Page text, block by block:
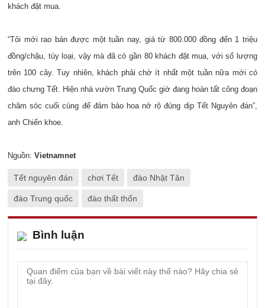
khách đặt mua.
“Tôi mới rao bán được một tuần nay, giá từ 800.000 đồng đến 1 triệu
đồng/chậu, tùy loại, vậy mà đã có gần 80 khách đặt mua, với số lượng
trên 100 cây. Tuy nhiên, khách phải chờ ít nhất một tuần nữa mới có
đào chưng Tết. Hiện nhà vườn Trung Quốc giờ đang hoàn tất công đoạn
chăm sóc cuối cùng để đảm bảo hoa nở rộ đúng dịp Tết Nguyên đán”,
anh Chiến khoe.
Nguồn: Vietnamnet
Tết nguyên đán chơi Tết đào Nhật Tân
đào Trung quốc đào thất thốn
Bình luận